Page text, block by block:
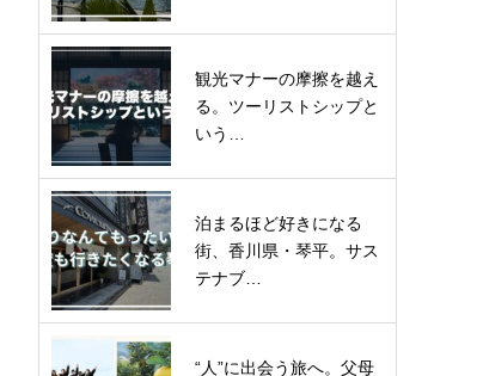
観光マナーの摩擦を越え
る。ツーリストシップと
いう…
泊まるほど好きになる
街、香川県・琴平。サス
テナブ…
“人”に出会う旅へ。父母